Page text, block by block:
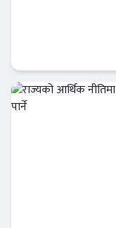
आजको विशेष